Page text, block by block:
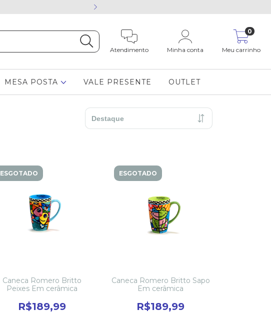
Atendimento Minha conta Meu carrinho
0
MESA POSTA VALE PRESENTE OUTLET
ESGOTADO
Caneca Romero Britto
Peixes Em cerâmica
R$189,99
ESGOTADO
Caneca Romero Britto Sapo
Em cerâmica
R$189,99